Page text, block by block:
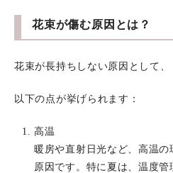
花束が傷む原因とは？
花束が長持ちしない原因として、
以下の点が挙げられます：
高温
暖房や直射日光など、高温
原因です。特に夏は、温度管